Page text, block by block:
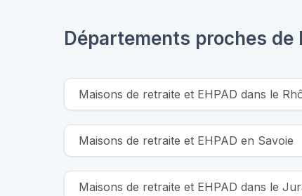
Départements proches de
Maisons de retraite et EHPAD dans le
Maisons de retraite et EHPAD en Savoie
Maisons de retraite et EHPAD dans le